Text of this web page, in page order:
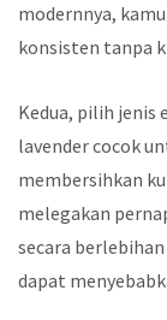
modernnya,
konsisten tanpa
Kedua, pilih jenis
lavender cocok
membersihkan
melegakan
secara
dapat